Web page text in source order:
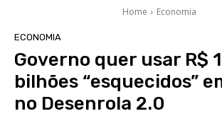
Home Economia
ECONOMIA
Governo quer usar R$
bilhões “esquecidos”
no Desenrola 2.0